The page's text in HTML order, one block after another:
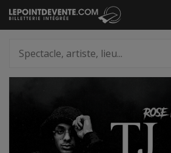
Passer
au
artiste,
lieu...